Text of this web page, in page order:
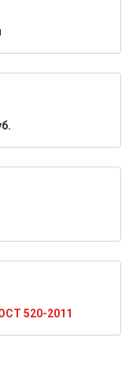
520-2011